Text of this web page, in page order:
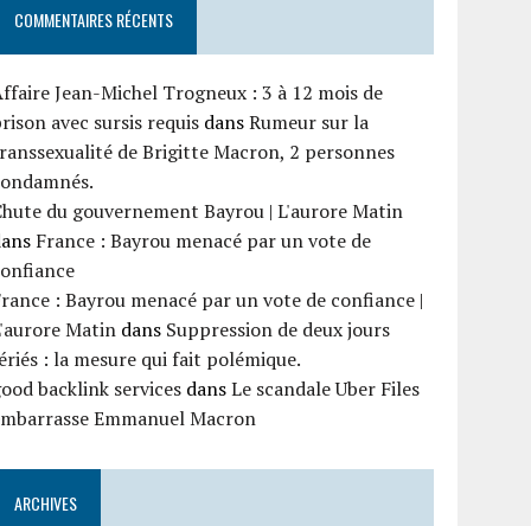
COMMENTAIRES RÉCENTS
Jean-Michel Trogneux : 3 à 12 mois de
avec sursis requis dansRumeur sur la
de Brigitte Macron, 2 personnes
du gouvernement Bayrou | L'aurore Matin
France : Bayrou menacé par un vote de
: Bayrou menacé par un vote de confiance |
Matin dans Suppression de deux jours
: la mesure qui fait polémique.
backlink services dansLe scandale Uber Files
Emmanuel Macron
ARCHIVES